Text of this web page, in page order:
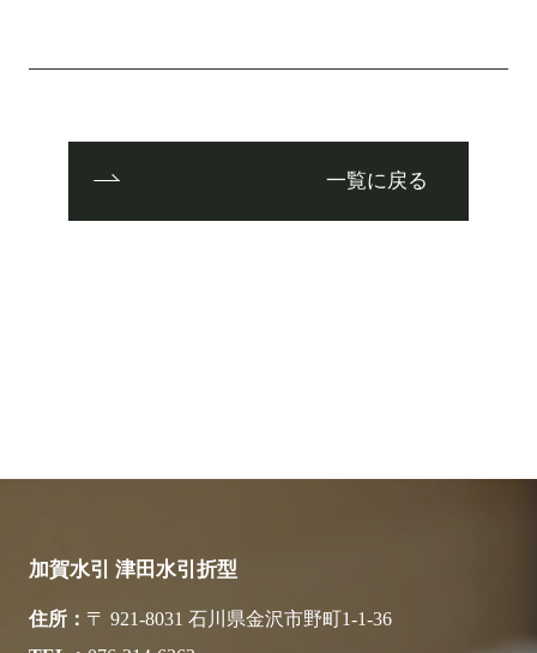
一覧に戻る
加賀水引 津田水引折型
住所
〒 921-8031 石川県金沢市野町1-1-36